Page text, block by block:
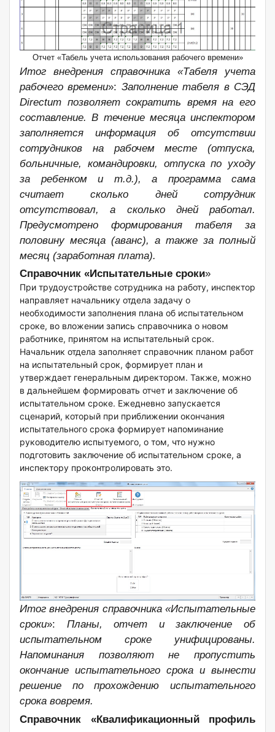
Отчет «Табель учета использования рабочего времени»
Итог внедрения справочника «Табеля учета
рабочего времени»: Заполнение табеля в СЭД
Directum позволяет сократить время на его
составление. В течение месяца инспектором
заполняется информация об отсутствии
сотрудников на рабочем месте (отпуска,
больничные, командировки, отпуска по уходу
за ребенком и т.д.), а программа сама
считает сколько дней сотрудник
отсутствовал, а сколько дней работал.
Предусмотрено формирования табеля за
половину месяца (аванс), а также за полный
месяц (заработная плата).
Справочник «Испытательные сроки»
При трудоустройстве сотрудника на работу, инспектор
направляет начальнику отдела задачу о
необходимости заполнения плана об испытательном
сроке, во вложении запись справочника о новом
работнике, принятом на испытательный срок.
Начальник отдела заполняет справочник планом работ
на испытательный срок, формирует план и
утверждает генеральным директором. Также, можно
в дальнейшем формировать отчет и заключение об
испытательном сроке. Ежедневно запускается
сценарий, который при приближении окончания
испытательного срока формирует напоминание
руководителю испытуемого, о том, что нужно
подготовить заключение об испытательном сроке, а
инспектору проконтролировать это.
Итог внедрения справочника «Испытательные
сроки»: Планы, отчет и заключение об
испытательном сроке унифицированы.
Напоминания позволяют не пропустить
окончание испытательного срока и вынести
решение по прохождению испытательного
срока вовремя.
Справочник «Квалификационный профиль